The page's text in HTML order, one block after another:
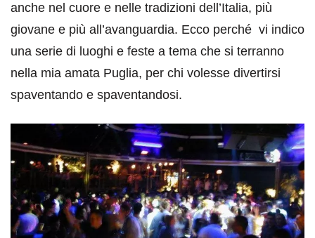
anche nel cuore e nelle tradizioni dell’Italia, più
giovane e più all’avanguardia. Ecco perché vi indico
una serie di luoghi e feste a tema che si terranno
nella mia amata Puglia, per chi volesse divertirsi
spaventando e spaventandosi.